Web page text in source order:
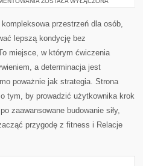
przestrzeń dla osób,
lepszą kondycję bez
miejsce, w którym ćwiczenia
a determinacja jest
poważnie jak strategia. Strona
tym, by prowadzić użytkownika krok
zaawansowane budowanie siły,
przygodę z fitness i Relacje